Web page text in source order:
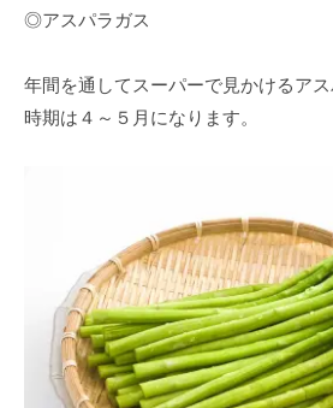
◎アスパラガス
年間を通してスーパーで見かけるア
時期は４～５月になります。